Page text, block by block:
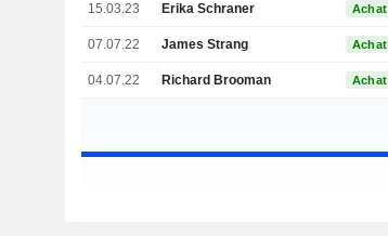
15.03.23 Erika Schraner Achat
07.07.22 James Strang Achat
04.07.22 Richard Brooman Achat